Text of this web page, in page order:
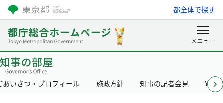
都全体で探す
あいさつ・プロフィール 施政方針 知事の記者会見